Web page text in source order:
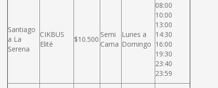
Santiago
a La
Serena
CIKBUS
Elité
$10.500
Semi
Cama
Lunes a
Domingo
08:00
10:00
13:00
14:30
16:00
19:30
23:40
23:59